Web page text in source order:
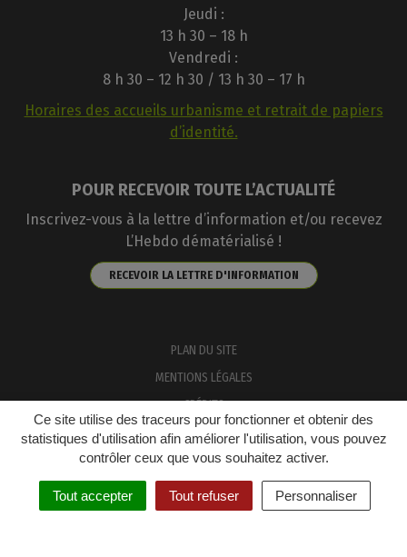
Ce site utilise des traceurs pour fonctionner et obtenir des
statistiques d'utilisation afin améliorer l'utilisation, vous pouvez
contrôler ceux que vous souhaitez activer.
Tout accepter Tout refuser Personnaliser
Jeudi :
13 h 30 – 18 h
Vendredi :
8 h 30 – 12 h 30 / 13 h 30 – 17 h
Horaires des accueils urbanisme et retrait de papiers
d’identité.
POUR RECEVOIR TOUTE L’ACTUALITÉ
Inscrivez-vous à la lettre d’information et/ou recevez
L’Hebdo dématérialisé !
RECEVOIR LA LETTRE D'INFORMATION
PLAN DU SITE
MENTIONS LÉGALES
CRÉDITS
ACCESSIBILITÉ: PARTIELLEMENT CONFORME
GESTION DES COOKIES